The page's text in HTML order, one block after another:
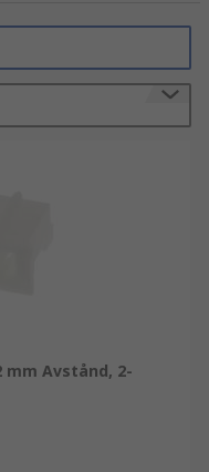
av PCB-
av
skydd för
de rymmer.
material,
krävs för
mm Avstånd, 2-